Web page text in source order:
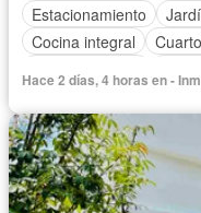
Estacionamiento
Cocina integral
Vista panorámica
Hace 2 días, 4 horas en -